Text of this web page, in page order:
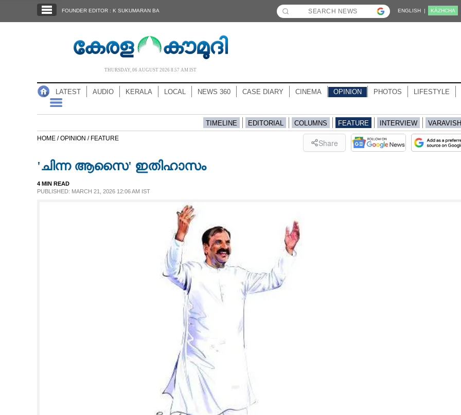
NOTIFIED NEWS
FOUNDER EDITOR : K SUKUMARAN BA ENGLISH | KĀZHCHA
THURSDAY, 06 AUGUST 2026 8.57 AM IST
LATEST AUDIO KERALA LOCAL NEWS 360 CASE DIARY CINEMA OPINION PHOTOS LIFESTYLE
TIMELINE EDITORIAL COLUMNS FEATURE INTERVIEW
HOME /OPINION / FEATURE Share
'ചിന്ന ആസൈ' ഇതിഹാസം
4 MIN READ
PUBLISHED: MARCH 21, 2026 12:06 AM IST